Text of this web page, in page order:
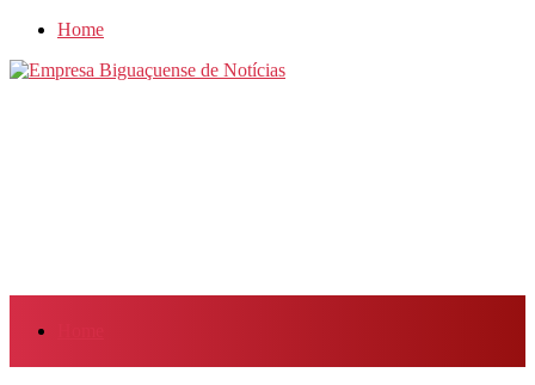
Home